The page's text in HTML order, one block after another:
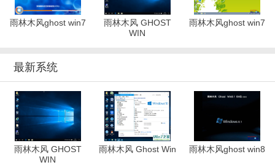
雨林木风ghost win7
雨林木风 GHOST
WIN
雨林木风ghost win7
最新系统
雨林木风 GHOST
WIN
雨林木风 Ghost Win 雨林木风ghost win8